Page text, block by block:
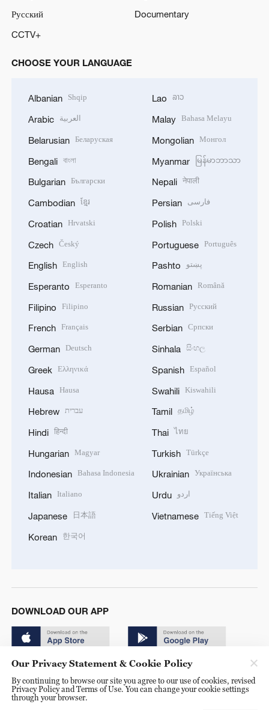
Русский
Documentary
CCTV+
CHOOSE YOUR LANGUAGE
Albanian Shqip
Arabic العربية
Belarusian Беларуская
Bengali বাংলা
Bulgarian Български
Cambodian ខ្មែរ
Croatian Hrvatski
Czech Český
English English
Esperanto Esperanto
Filipino Filipino
French Français
German Deutsch
Greek Ελληνικά
Hausa Hausa
Hebrew עברית
Hindi हिन्दी
Hungarian Magyar
Indonesian Bahasa Indonesia
Italian Italiano
Japanese 日本語
Korean 한국어
Lao ລາວ
Malay Bahasa Melayu
Mongolian Монгол
Myanmar မြန်မာဘာသာ
Nepali नेपाली
Persian فارسی
Polish Polski
Portuguese Português
Pashto پښتو
Romanian Română
Russian Русский
Serbian Српски
Sinhala සිංහල
Spanish Español
Swahili Kiswahili
Tamil தமிழ்
Thai ไทย
Turkish Türkçe
Ukrainian Українська
Urdu اردو
Vietnamese Tiếng Việt
DOWNLOAD OUR APP
© China Radio International.CRI. All Rights Reserved. 16A
Our Privacy Statement & Cookie Policy
By continuing to browse our site you agree to our use of cookies, revised
Privacy Policy and Terms of Use. You can change your cookie settings
through your browser.